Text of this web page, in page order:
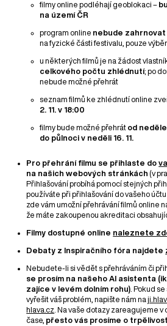
filmy online podléhají geoblokaci –
na území ČR
program online nebude
na fyzické části festivalu, pouze
u některých filmů je na žádost
celkového počtu zhlédnutí; po
nebude možné přehrát
seznam filmů ke zhlédnutí online
2. 11. v 18:00
filmy bude možné přehrát od neděle
do půlnoci v neděli 16. 11.
Pro přehrání filmu se přihlaste do
na našich webových stránkách (v
Přihlašování probíhá pomocí stejných
používáte při přihlašování do vašeho
zde vám umožní přehrávání filmů online
že máte zakoupenou akreditaci
Filmy dostupné online naleznete
Debaty z Inspiračního fóra najdete
Nebudete-li si vědět s přehráváním či
se prosím na našeho AI asistenta
zajíce v levém dolním rohu) . Pokud
vyřešit váš problém, napište nám na
hlava.cz . Na vaše dotazy zareagujeme
čase, přesto vás prosíme o trpělivost